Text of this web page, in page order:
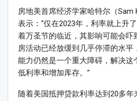
房地美首席经济学家哈特尔（Sam
表示：“仅在2023年，利率就上升
着万圣节的临近，其影响可能会吓
房活动已经放缓到几乎停滞的水平
能力仍然是一个重大障碍，解决这
低利率和增加库存。”
随着美国抵押贷款利率达到20多